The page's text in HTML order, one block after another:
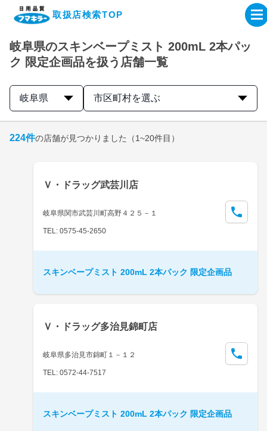
取扱店検索TOP
企業・IR情報サイト
製品情報サイト
取扱店検索はこちら
岐阜県のスキンベープミスト 200mL 2本パッ
ク 限定企画品を扱う店舗一覧
岐阜県 市区町村を選ぶ
224件の店舗が見つかりました （1~20件目）
Ｖ・ドラッグ武芸川店
岐阜県関市武芸川町高野４２５－１
TEL: 0575-45-2650
スキンベープミスト 200mL 2本パック 限定企画品
Ｖ・ドラッグ多治見錦町店
岐阜県多治見市錦町１－１２
TEL: 0572-44-7517
スキンベープミスト 200mL 2本パック 限定企画品